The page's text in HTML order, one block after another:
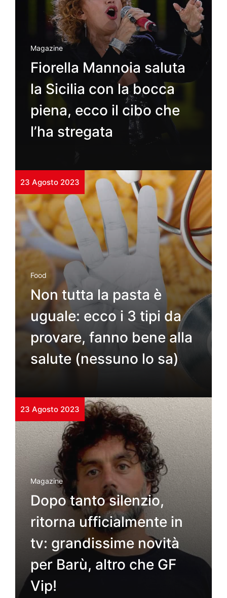
Magazine
Fiorella Mannoia saluta
la Sicilia con la bocca
piena, ecco il cibo che
l’ha stregata
23 Agosto 2023
Food
Non tutta la pasta è
uguale: ecco i 3 tipi da
provare, fanno bene alla
salute (nessuno lo sa)
23 Agosto 2023
Magazine
Dopo tanto silenzio,
ritorna ufficialmente in
tv: grandissime novità
per Barù, altro che GF
Vip!